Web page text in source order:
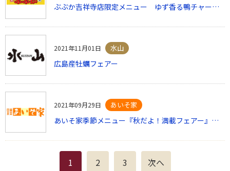
ぶぶか吉祥寺店限定メニュー ゆず香る鴨チャーシューの和そば
2021年11月01日 水山
広島産牡蠣フェアー
2021年09月29日 あいそ家
あいそ家季節メニュー『秋だよ！満載フェアー』と『芋 栗フェアー』を実施いたします
1 2 3 次へ